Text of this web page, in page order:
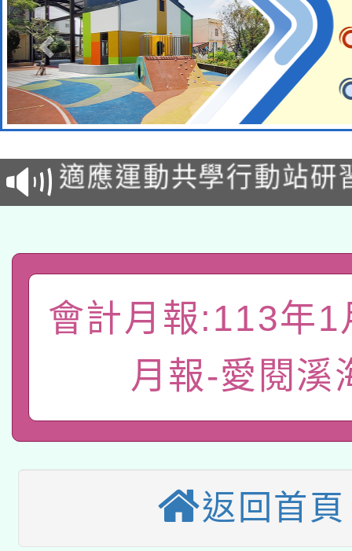
本校115學年度第2次
招甄選結果公告(無人
招)
適應運動共學行動站研
本館辦理115年度閱讀
暨閱讀推動專業研習
A3數位素養講師名單
「數位內容與教學軟體
pilot」
有關大陸委員會函釋公
轉知經濟部水利署委託
業技術研究院辦理「
用水績優單位及節水達
115年8月22日(星期六
桃園市孔廟祈福系列
開 智慧啟航」
本校115學年度第2次
會計月報:113年1
月報-愛閱溪
返回首頁